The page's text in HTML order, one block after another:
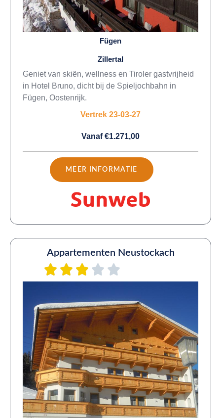
Fügen
Zillertal
Geniet van skiën, wellness en Tiroler gastvrijheid
in Hotel Bruno, dicht bij de Spieljochbahn in
Fügen, Oostenrijk.
Vertrek 23-03-27
Vanaf €1.271,00
MEER INFORMATIE
Appartementen Neustockach